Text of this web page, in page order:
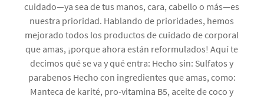
cuidado—ya sea de tus manos, cara, cabello o más—es
nuestra prioridad. Hablando de prioridades, hemos
mejorado todos los productos de cuidado de corporal
que amas, ¡porque ahora están reformulados! Aquí te
decimos qué se va y qué entra: Hecho sin: Sulfatos y
parabenos Hecho con ingredientes que amas, como:
Manteca de karité, pro-vitamina B5, aceite de coco y